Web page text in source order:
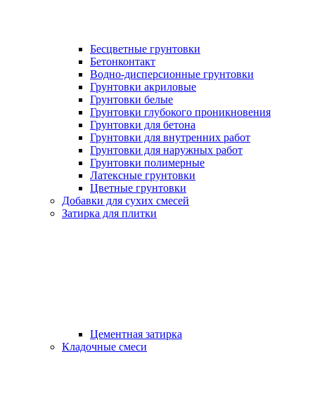
Бесцветные грунтовки
Бетонконтакт
Водно-дисперсионные грунтовки
Грунтовки акриловые
Грунтовки белые
Грунтовки глубокого проникновения
Грунтовки для бетона
Грунтовки для внутренних работ
Грунтовки для наружных работ
Грунтовки полимерные
Латексные грунтовки
Цветные грунтовки
Добавки для сухих смесей
Затирка для плитки
Цементная затирка
Кладочные смеси